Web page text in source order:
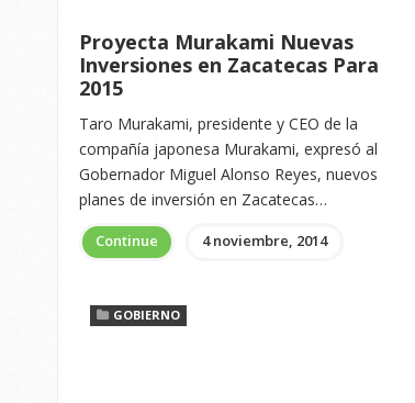
Proyecta Murakami Nuevas
Inversiones en Zacatecas Para
2015
Taro Murakami, presidente y CEO de la
compañía japonesa Murakami, expresó al
Gobernador Miguel Alonso Reyes, nuevos
planes de inversión en Zacatecas…
Continue 4 noviembre, 2014
GOBIERNO